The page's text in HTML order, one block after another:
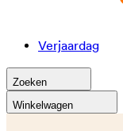
Verjaardag
Zoeken
Winkelwagen